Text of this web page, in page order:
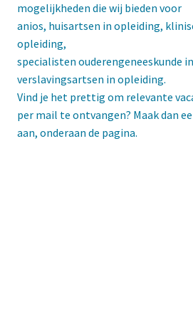
mogelijkheden die wij bieden voor
anios, huisartsen in opleiding,
opleiding,
specialisten ouderengeneeskunde
verslavingsartsen in opleiding.
Vind je het prettig om relevante
per mail te ontvangen? Maak dan
aan, onderaan de pagina.